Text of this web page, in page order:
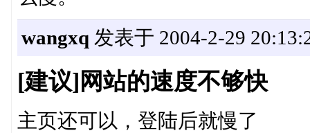
wangxq 发表于 2004-2-29
[建议]网站的速度不够快
主页还可以，登陆后就慢了